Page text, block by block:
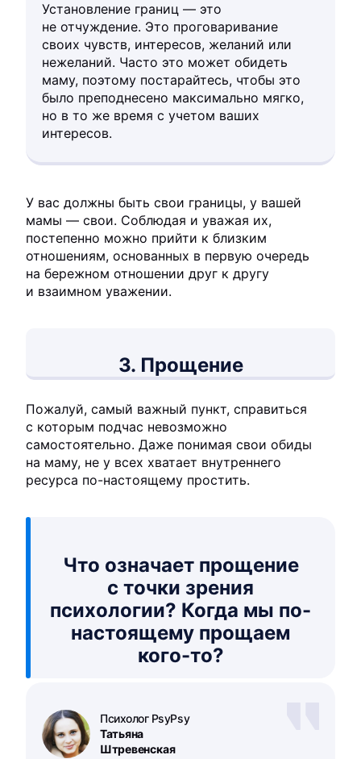
Установление границ — это
не отчуждение. Это проговаривание
своих чувств, интересов, желаний или
нежеланий. Часто это может обидеть
маму, поэтому постарайтесь, чтобы это
было преподнесено максимально мягко,
но в то же время с учетом ваших
интересов.
У вас должны быть свои границы, у вашей
мамы — свои. Соблюдая и уважая их,
постепенно можно прийти к близким
отношениям, основанных в первую очередь
на бережном отношении друг к другу
и взаимном уважении.
3. Прощение
Пожалуй, самый важный пункт, справиться
с которым подчас невозможно
самостоятельно. Даже понимая свои обиды
на маму, не у всех хватает внутреннего
ресурса по-настоящему простить.
Что означает прощение
с точки зрения
психологии? Когда мы по-
настоящему прощаем
кого-то?
Татьяна
Штревенская
Психолог PsyPsy